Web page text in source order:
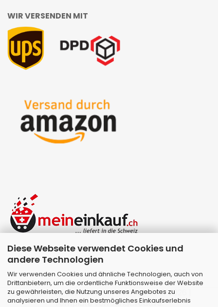
Diese Webseite verwendet Cookies und
andere Technologien
Wir verwenden Cookies und ähnliche Technologien, auch von
Drittanbietern, um die ordentliche Funktionsweise der Website
zu gewährleisten, die Nutzung unseres Angebotes zu
analysieren und Ihnen ein bestmögliches Einkaufserlebnis
WIR VERSENDEN MIT
Webshop erstellenmit Gambio.de © 2026 |
Template vonJungCreative.